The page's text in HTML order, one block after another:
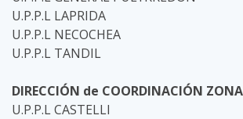
U.P.P.L LAPRIDA
U.P.P.L NECOCHEA
U.P.P.L TANDIL
DIRECCIÓN de COORDINACIÓN
U.P.P.L CASTELLI